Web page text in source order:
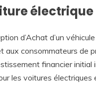
électrique
d’Achat d’un
aux consommateurs de
financier initial
les voitures électriques